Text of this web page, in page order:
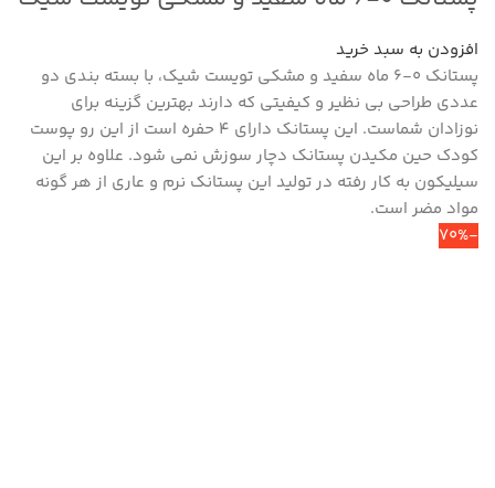
افزودن به سبد خرید
پستانک ۰-۶ ماه سفید و مشکی تویست شیک، با بسته بندی دو
عددی طراحی بی نظیر و کیفیتی که دارند بهترین گزینه برای
نوزادان شماست. این پستانک دارای ۴ حفره است از این رو پوست
کودک حین مکیدن پستانک دچار سوزش نمی شود. علاوه بر این
سیلیکون به کار رفته در تولید این پستانک نرم و عاری از هر گونه
مواد مضر است.
-70%